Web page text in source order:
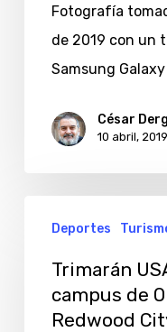
California,
Estados
Unidos
Fotografía
de 2019 con un
Samsung Galaxy
César
10 abril, 2019
Deportes
Trimarán
campus de
Redwood